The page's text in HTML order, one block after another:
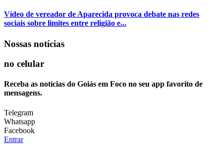
Vídeo de vereador de Aparecida provoca debate nas redes
sociais sobre limites entre religião e...
Nossas notícias
no celular
Receba as notícias do Goiás em Foco no seu app favorito de
mensagens.
Telegram
Whatsapp
Facebook
Entrar